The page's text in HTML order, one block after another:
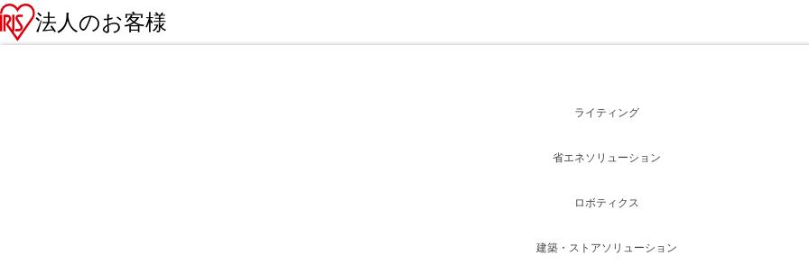
法人のお客様
ライティング
省エネソリューション
ロボティクス
建築・ストアソリューション